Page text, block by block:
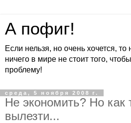
А пофиг!
Если нельзя, но очень хочется, то
ничего в мире не стоит того,
проблему!
среда, 5 ноября 2008 г.
Не экономить? Но как
вылезти...